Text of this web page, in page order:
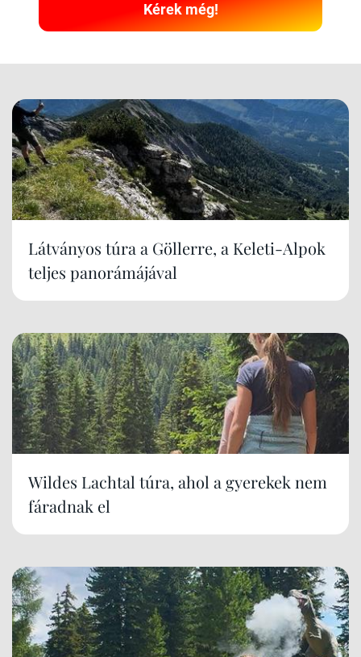
Kérek még!
Látványos túra a Göllerre, a Keleti-Alpok
teljes panorámájával
Wildes Lachtal túra, ahol a gyerekek nem
fáradnak el